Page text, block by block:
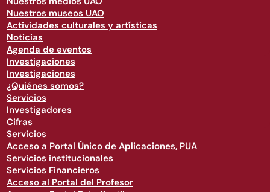
Nuestros museos UAO
Actividades culturales y artísticas
Noticias
Agenda de eventos
Investigaciones
Investigaciones
¿Quiénes somos?
Servicios
Investigadores
Cifras
Servicios
Acceso a Portal Único de Aplicaciones, PUA
Servicios institucionales
Servicios Financieros
Acceso al Portal del Profesor